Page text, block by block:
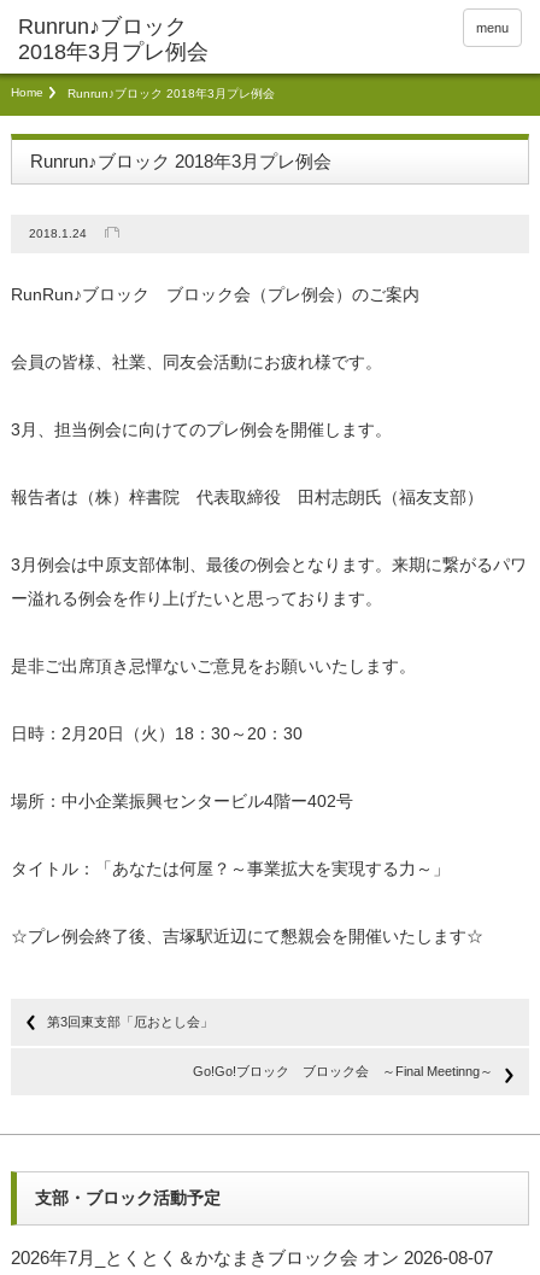
menu
Home Runrun♪ブロック 2018年3月プレ例会
Runrun♪ブロック 2018年3月プレ例会
2018.1.24
RunRun♪ブロック ブロック会（プレ例会）のご案内
会員の皆様、社業、同友会活動にお疲れ様です。
3月、担当例会に向けてのプレ例会を開催します。
報告者は（株）梓書院 代表取締役 田村志朗氏（福友支部）
3月例会は中原支部体制、最後の例会となります。来期に繋がるパワ
ー溢れる例会を作り上げたいと思っております。
是非ご出席頂き忌憚ないご意見をお願いいたします。
日時：2月20日（火）18：30～20：30
場所：中小企業振興センタービル4階ー402号
タイトル：「あなたは何屋？～事業拡大を実現する力～」
☆プレ例会終了後、吉塚駅近辺にて懇親会を開催いたします☆
第3回東支部「厄おとし会」
Go!Go!ブロック ブロック会 ～Final Meetinng～
支部・ブロック活動予定
2026年7月_とくとく＆かなまきブロック会 オン 2026-08-07